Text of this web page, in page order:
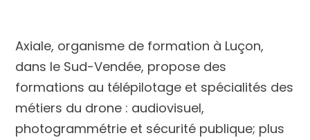
Axiale, organisme de formation à Luçon,
dans le Sud-Vendée, propose des
formations au télépilotage et spécialités des
métiers du drone : audiovisuel,
photogrammétrie et sécurité publique; plus